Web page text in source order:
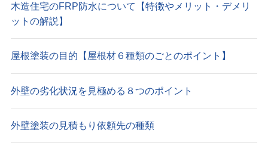
木造住宅のFRP防水について【特徴やメリット・デメリ
ットの解説】
屋根塗装の目的【屋根材６種類のごとのポイント】
外壁の劣化状況を見極める８つのポイント
外壁塗装の見積もり依頼先の種類